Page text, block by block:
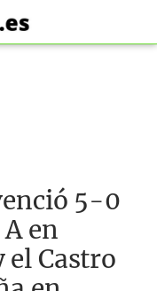
5-0
en
el Castro